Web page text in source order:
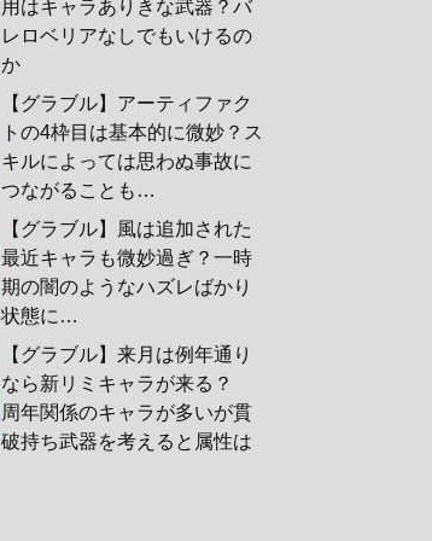
用はキャラありきな武器？バ
レロベリアなしでもいけるの
か
【グラブル】アーティファク
トの4枠目は基本的に微妙？ス
キルによっては思わぬ事故に
つながることも…
【グラブル】風は追加された
最近キャラも微妙過ぎ？一時
期の闇のようなハズレばかり
状態に…
【グラブル】来月は例年通り
なら新リミキャラが来る？
周年関係のキャラが多いが貫
破持ち武器を考えると属性は